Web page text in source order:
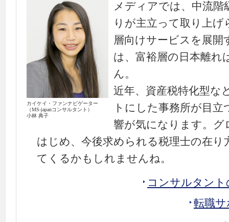
カイケイ・ファンナビゲーター
（MS-japanコンサルタント）
小林 典子
メディアでは、中流
りが主立って取り上
層向けサービスを展開
は、富裕層の日本離れ
ん。
近年、資産税特化型な
トにした事務所が目
響が気になります。グ
はじめ、今後求められる税理士の在り
てくるかもしれませんね。
コンサルタン
転職